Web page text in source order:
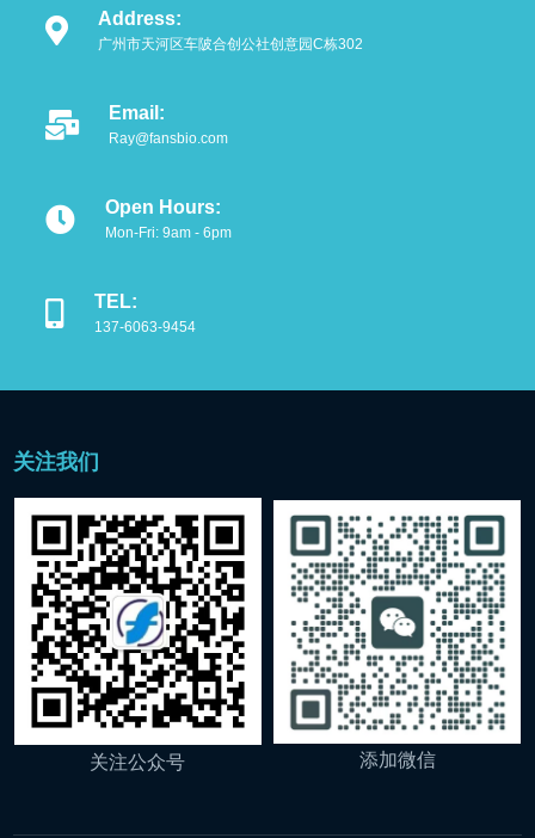
Address:
广州市天河区车陂合创公社创意园C栋302
Email:
Ray@fansbio.com
Open Hours:
Mon-Fri: 9am - 6pm
TEL:
137-6063-9454
关注我们
关注公众号 添加微信